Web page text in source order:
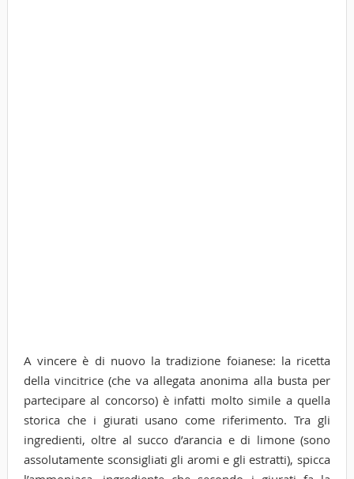
A vincere è di nuovo la tradizione foianese: la ricetta
della vincitrice (che va allegata anonima alla busta per
partecipare al concorso) è infatti molto simile a quella
storica che i giurati usano come riferimento. Tra gli
ingredienti, oltre al succo d’arancia e di limone (sono
assolutamente sconsigliati gli aromi e gli estratti), spicca